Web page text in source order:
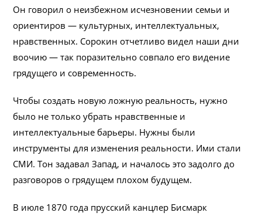
Он говорил о неизбежном исчезновении семьи и
ориентиров — культурных, интеллектуальных,
нравственных. Сорокин отчетливо видел наши дни
воочию — так поразительно совпало его видение
грядущего и современность.
Чтобы создать новую ложную реальность, нужно
было не только убрать нравственные и
интеллектуальные барьеры. Нужны были
инструменты для изменения реальности. Ими стали
СМИ. Тон задавал Запад, и началось это задолго до
разговоров о грядущем плохом будущем.
В июле 1870 года прусский канцлер Бисмарк